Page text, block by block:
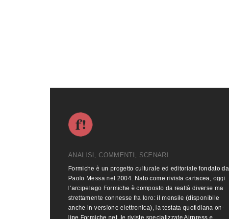
ANALISI, COMMENTI, SCENARI
Formiche è un progetto culturale ed editoriale fondato da
Paolo Messa nel 2004. Nato come rivista cartacea, oggi
l’arcipelago Formiche è composto da realtà diverse ma
strettamente connesse fra loro: il mensile (disponibile
anche in versione elettronica), la testata quotidiana on-
line Formiche.net, le riviste specializzate Airpress e